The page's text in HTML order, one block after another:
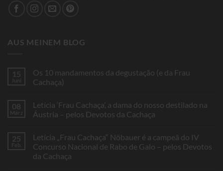
AUS MEINEM BLOG
15
Juni
Os 10 mandamentos da degustação (e da Frau
Cachaça)
Os
10
degustação
(e
da
Frau
08
März
Letícia ‘Frau Cachaça’, a dama do nosso destilado na
Áustria – pelos Devotos da Cachaça
Letícia
‘Frau
Cachaça’,
25
Feb.
Letícia „Frau Cachaça“ Nöbauer é a campeã do IV
Concurso Nacional de Rabo de Galo – pelos Devotos
da Cachaça